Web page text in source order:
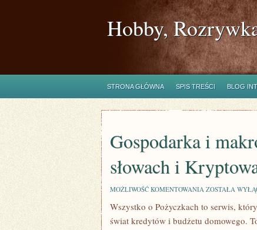
Hobby,
STRONA GŁÓWNA SPIS TREŚCI BLOG
Gospodarka i
słowach i
MOŻLIWOŚĆ KOMENTOWANIA GOSPODARKA
PROSTYCH
ZOSTAŁA
Wszystko o Pożyczkach to serwis,
świat kredytów i budżetu domowego.